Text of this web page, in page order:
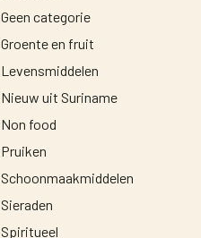
Geen categorie
Groente en fruit
Levensmiddelen
Nieuw uit Suriname
Non food
Pruiken
Schoonmaakmiddelen
Sieraden
Spiritueel